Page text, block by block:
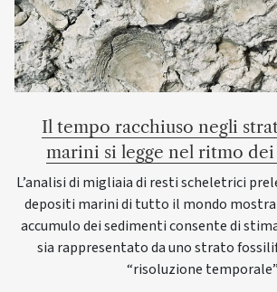
Il tempo racchiuso negli
marini si legge nel ritmo
L’analisi di migliaia di resti scheletrici
depositi marini di tutto il mondo mostra
accumulo dei sedimenti consente di
sia rappresentato da uno strato
“risoluzione temporale”